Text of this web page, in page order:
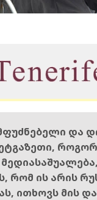
და
რომ ის არის
ითხოვს მის